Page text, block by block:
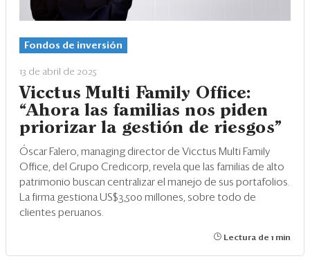
Fondos de inversión
13 de abril de 2025
Vicctus Multi Family Office:
“Ahora las familias nos piden
priorizar la gestión de riesgos”
Óscar Falero, managing director de Vicctus Multi Family
Office, del Grupo Credicorp, revela que las familias de alto
patrimonio buscan centralizar el manejo de sus portafolios.
La firma gestiona US$3,500 millones, sobre todo de
clientes peruanos.
Lectura de 1 min